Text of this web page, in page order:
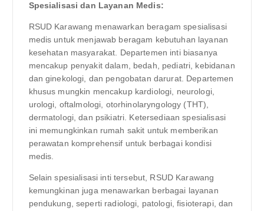
Spesialisasi dan Layanan Medis:
RSUD Karawang menawarkan beragam spesialisasi
medis untuk menjawab beragam kebutuhan layanan
kesehatan masyarakat. Departemen inti biasanya
mencakup penyakit dalam, bedah, pediatri, kebidanan
dan ginekologi, dan pengobatan darurat. Departemen
khusus mungkin mencakup kardiologi, neurologi,
urologi, oftalmologi, otorhinolaryngology (THT),
dermatologi, dan psikiatri. Ketersediaan spesialisasi
ini memungkinkan rumah sakit untuk memberikan
perawatan komprehensif untuk berbagai kondisi
medis.
Selain spesialisasi inti tersebut, RSUD Karawang
kemungkinan juga menawarkan berbagai layanan
pendukung, seperti radiologi, patologi, fisioterapi, dan